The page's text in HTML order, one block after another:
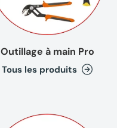
Outillage à main Pro
Tous les produits